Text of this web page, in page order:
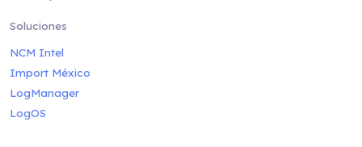
Soluciones
NCM Intel
Import México
LogManager
LogOS